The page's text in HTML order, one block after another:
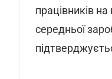
працівників
середньої